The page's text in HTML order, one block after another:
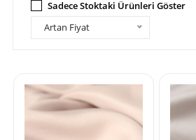
Sadece Stoktaki Ürünleri Göster
Artan Fiyat